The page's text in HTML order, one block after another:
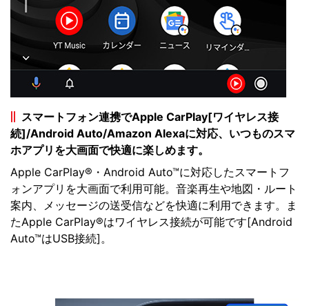
スマートフォン連携でApple CarPlay[ワイヤレス接
続]/Android Auto/Amazon Alexaに対応、いつものスマ
ホアプリを大画面で快適に楽しめます。
Apple CarPlay®・Android Auto™に対応したスマートフ
ォンアプリを大画面で利用可能。音楽再生や地図・ルート
案内、メッセージの送受信などを快適に利用できます。ま
たApple CarPlay®はワイヤレス接続が可能です[Android
Auto™はUSB接続]。